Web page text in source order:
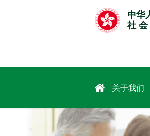
中华
社 会
关于我们